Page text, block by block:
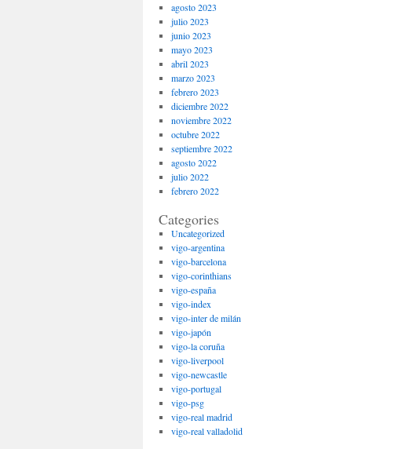
agosto 2023
julio 2023
junio 2023
mayo 2023
abril 2023
marzo 2023
febrero 2023
diciembre 2022
noviembre 2022
octubre 2022
septiembre 2022
agosto 2022
julio 2022
febrero 2022
Categories
Uncategorized
vigo-argentina
vigo-barcelona
vigo-corinthians
vigo-españa
vigo-index
vigo-inter de milán
vigo-japón
vigo-la coruña
vigo-liverpool
vigo-newcastle
vigo-portugal
vigo-psg
vigo-real madrid
vigo-real valladolid